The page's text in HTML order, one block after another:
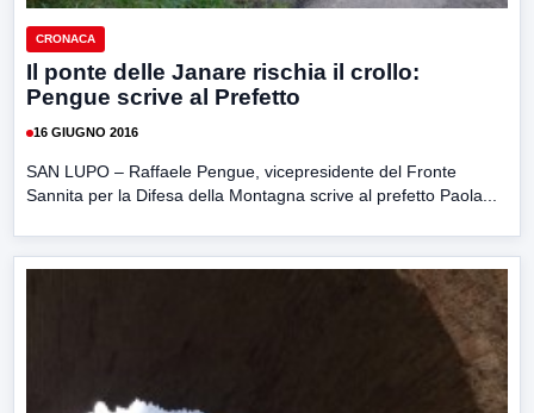
CRONACA
Il ponte delle Janare rischia il crollo:
Pengue scrive al Prefetto
16 GIUGNO 2016
SAN LUPO – Raffaele Pengue, vicepresidente del Fronte
Sannita per la Difesa della Montagna scrive al prefetto Paola...